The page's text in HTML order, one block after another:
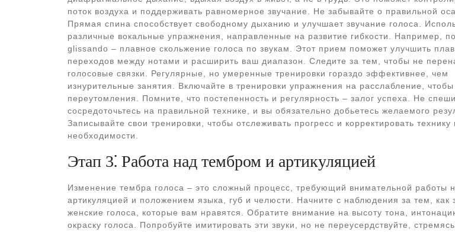
поток воздуха и поддерживать равномерное звучание. Не забывайте о правильной
Прямая спина способствует свободному дыханию и улучшает звучание голоса.
различные вокальные упражнения, направленные на развитие гибкости. Например,
glissando – плавное скольжение голоса по звукам. Этот прием поможет улучшить
переходов между нотами и расширить ваш диапазон. Следите за тем, чтобы не
голосовые связки. Регулярные, но умеренные тренировки гораздо эффективнее, чем
изнурительные занятия. Включайте в тренировки упражнения на расслабление, чтобы
переутомления. Помните, что постепенность и регулярность – залог успеха. Не
сосредоточьтесь на правильной технике, и вы обязательно добьетесь желаемого
Записывайте свои тренировки, чтобы отслеживать прогресс и корректировать технику
необходимости.
Этап 3⁚ Работа над тембром и артикуляцией
Изменение тембра голоса – это сложный процесс, требующий внимательной работы
артикуляцией и положением языка, губ и челюсти. Начните с наблюдения за тем, как
женские голоса, которые вам нравятся. Обратите внимание на высоту тона,
окраску голоса. Попробуйте имитировать эти звуки, но не переусердствуйте,